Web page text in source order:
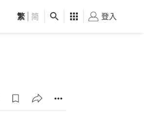
觀點 健康 好食玩飛
繁 简 登入